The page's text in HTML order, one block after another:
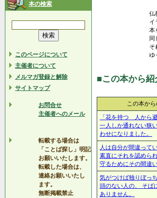
本の検索
このページについて
主催者について
メルマガ登録と解除
サイトマップ
お問合せ
主催者へのメール
転載する場合は
「ことば探し」明記
お願いいたします。
転載した場合は、
連絡お願いいたし
ます。
無断掲載禁止
仏
イ
本
同
そ
ゆ
■この本から
この本か
「花を持つ 人から
一人しか通れない狭
わせになりました。
人は自分が間違って
素直にそれを認めら
守るためにその間違
気がつけば独りぼっ
頭のない人の、 そば
ありません。